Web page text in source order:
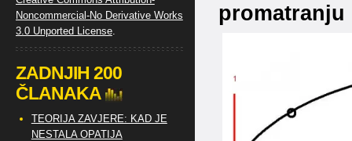
promatranju
Noncommercial-No Derivative Works
3.0 Unported License.
ZADNJIH 200
ČLANAKA
TEORIJA ZAVJERE: KAD JE
NESTALA OPATIJA